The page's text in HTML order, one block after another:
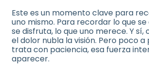
Este es un momento clave para
uno mismo. Para recordar lo que se
se disfruta, lo que uno merece. Y sí,
el dolor nubla la visión. Pero poco a
trata con paciencia, esa fuerza
aparecer.